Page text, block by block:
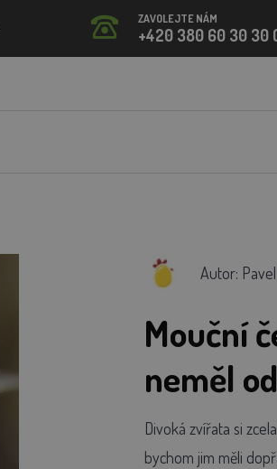
ZAVOLEJTE NÁM
+420 380 60 30 30
Autor:
Mouční
neměl
Divoká zvířata si
bychom jim měli